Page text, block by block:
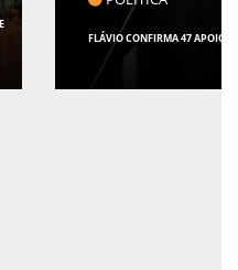
VEJA QUAIS SÃO OS NOMES